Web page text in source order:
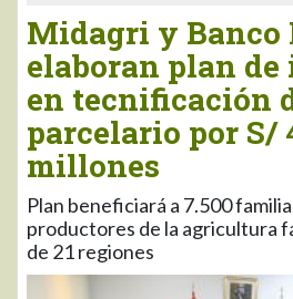
Midagri y
elaboran plan
en tecnificación
parcelario por S/
millones
Plan beneficiará a 7.500
productores de la agricultura
de 21 regiones